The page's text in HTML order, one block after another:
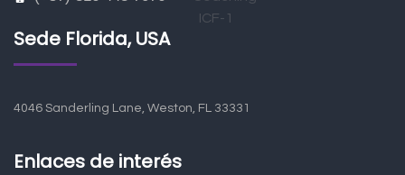
Sede Florida, USA
4046 Sanderling Lane, Weston, FL 33331
Enlaces de interés